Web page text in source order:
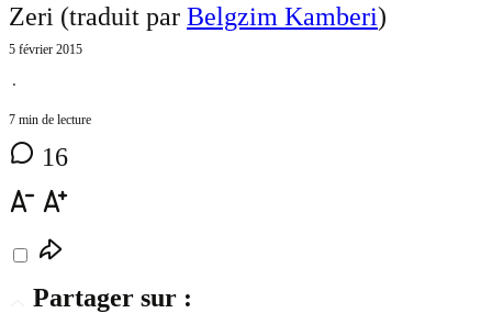
Zeri (traduit par Belgzim Kamberi)
5 février 2015
⋅
7 min de lecture
16
Partager sur :